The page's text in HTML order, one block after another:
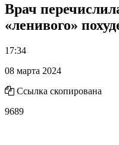
Врач
«ленивого»
17:34
08 марта 2024
Ссылка скопирована
9689